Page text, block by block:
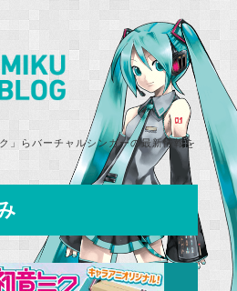
」らバーチャルシンガーの最新情報を